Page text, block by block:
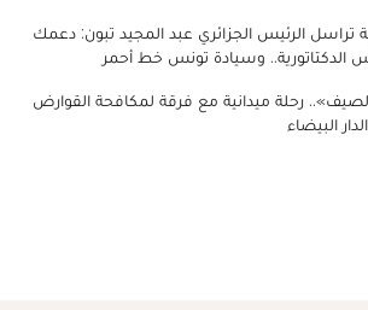
تراسل الرئيس الجزائري عبد المجيد تبون: دعمك
وسيادة تونس خط أحمر
رحلة ميدانية مع فرقة لمكافحة القوارض
البيضاء